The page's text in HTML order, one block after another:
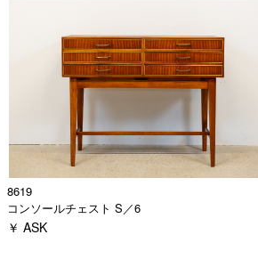
8619
コンソールチェスト S／6
￥ ASK